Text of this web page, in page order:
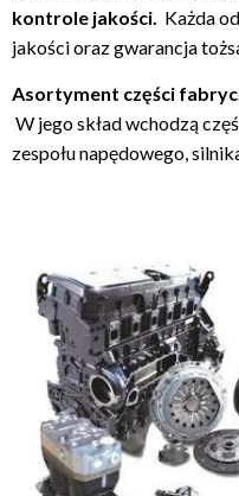
kontrole jakości. Każda
jakości oraz gwarancja
Asortyment części
W jego skład wchodzą
zespołu napędowego,